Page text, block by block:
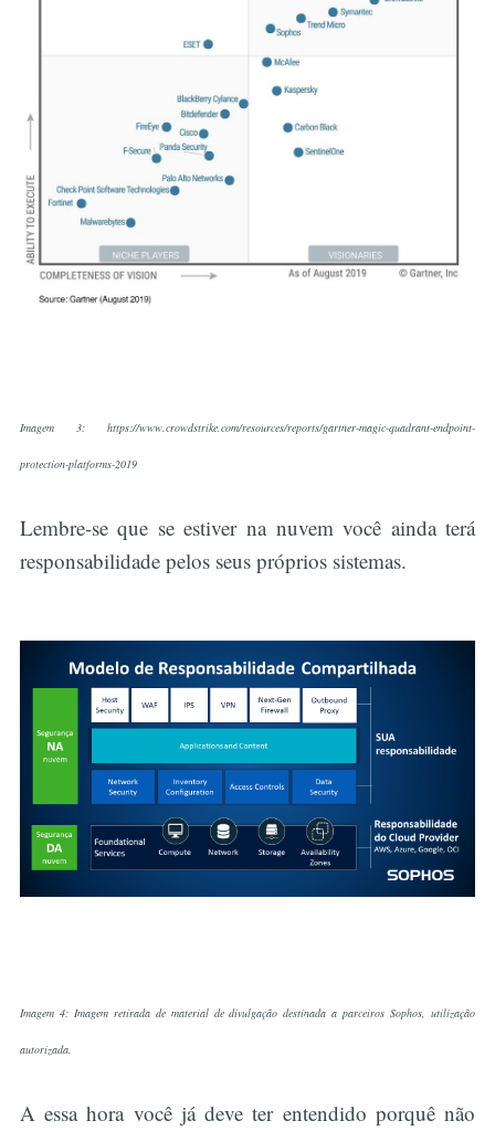
Imagem 3: https://www.crowdstrike.com/resources/reports/gartner-magic-quadrant-endpoint-
protection-platforms-2019
Lembre-se que se estiver na nuvem você ainda terá
responsabilidade pelos seus próprios sistemas.
Imagem 4: Imagem retirada de material de divulgação destinada a parceiros Sophos, utilização
autorizada.
A essa hora você já deve ter entendido porquê não